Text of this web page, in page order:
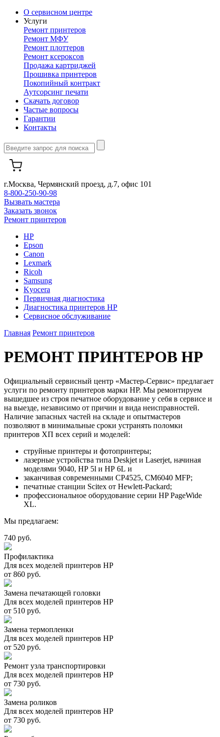
О сервисном центре
Услуги
Ремонт принтеров
Ремонт МФУ
Ремонт плоттеров
Ремонт ксероксов
Продажа картриджей
Прошивка принтеров
Покопийный контракт
Аутсорсинг печати
Скачать договор
Частые вопросы
Гарантии
Контакты
г.Москва, Чермянский проезд, д.7, офис 101
8-800-250-90-98
Вызвать мастера
Заказать звонок
Ремонт принтеров
HP
Epson
Canon
Lexmark
Ricoh
Samsung
Kyocera
Первичная диагностика
Диагностика принтеров HP
Сервисное обслуживание
Главная Ремонт принтеров
РЕМОНТ ПРИНТЕРОВ HP
Официальный сервисный центр «Мастер-Сервис» предлагает
услуги по ремонту принтеров марки HP. Мы ремонтируем
вышедшее из строя печатное оборудование у себя в сервисе и
на выезде, независимо от причин и вида неисправностей.
Наличие запасных частей на складе и опытмастеров
позволяют в минимальные сроки устранять поломки
принтеров ХП всех серий и моделей:
струйные принтеры и фотопринтеры;
лазерные устройства типа Deskjet и Laserjet, начиная
моделями 9040, HP 5l и HP 6L и
заканчивая современными CP4525, CM6040 MFP;
печатные станции Scitex от Hewlett-Packard;
профессиональное оборудование серии HP PageWide
XL.
Мы предлагаем:
740 руб.
Профилактика
Для всех моделей принтеров HP
от 860 руб.
Замена печатающей головки
Для всех моделей принтеров HP
от 510 руб.
Замена термопленки
Для всех моделей принтеров HP
от 520 руб.
Ремонт узла транспортировки
Для всех моделей принтеров HP
от 730 руб.
Замена роликов
Для всех моделей принтеров HP
от 730 руб.